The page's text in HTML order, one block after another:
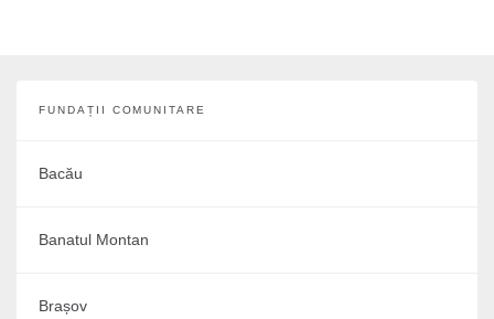
FUNDAȚII COMUNITARE
Bacău
Banatul Montan
Brașov